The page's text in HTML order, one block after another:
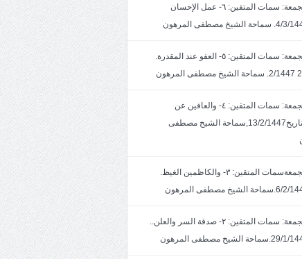
خطبة الجمعة: سمات المتقين: ٦- عمل الإحسان
خطبة الجمعة: سمات المتقين: ٥- العفو عند المقدرة.
خطبة الجمعة: سمات المتقين: ٤- والعافين عن
الناس.بتاريخ13/2/1447,سماحة الشيخ مصطفى
خطبة الجمعةسمات المتقين: ٣- والكاظمين الغيظ.
خطبة الجمعة: سمات المتقين: ٢- صدقة السر والعلن..